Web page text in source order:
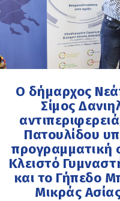
Ο δήμαρχος
Σίμος
Πατουλίδου
προγραμματική
Κλειστό
και το Γήπεδο
Μικράς